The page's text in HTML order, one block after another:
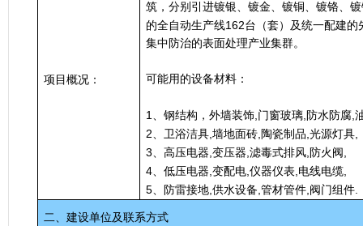
项目概况：
筑，分别引进镀银、镀金、镀铜、镀铬、
的全自动生产线162台（套）及统一配建
集中防治的表面处理产业集群。
可能用的设备材料 ：
1 、钢结构，外墙装饰 门窗玻璃 防水防腐 ,
2、卫浴洁具 ,墙地面砖 陶瓷制品 ,光源灯具
3、高压电器 ,变压器 ,滤毒式排风 防火阀
4、低压电器 ,变配电 ,仪器仪表 电线电缆
5、防雷接地 ,供水设备 ,管材管件 阀门组件
二、建设单位及联系方式